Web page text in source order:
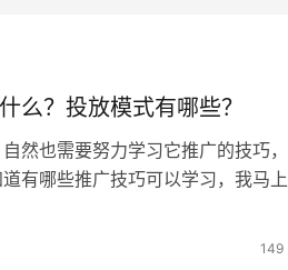
么？投放模式有哪些？
也需要努力学习它推广的技巧
有哪些推广技巧可以学习，我马
了，甚至可以毫不犹豫的说是超过
149